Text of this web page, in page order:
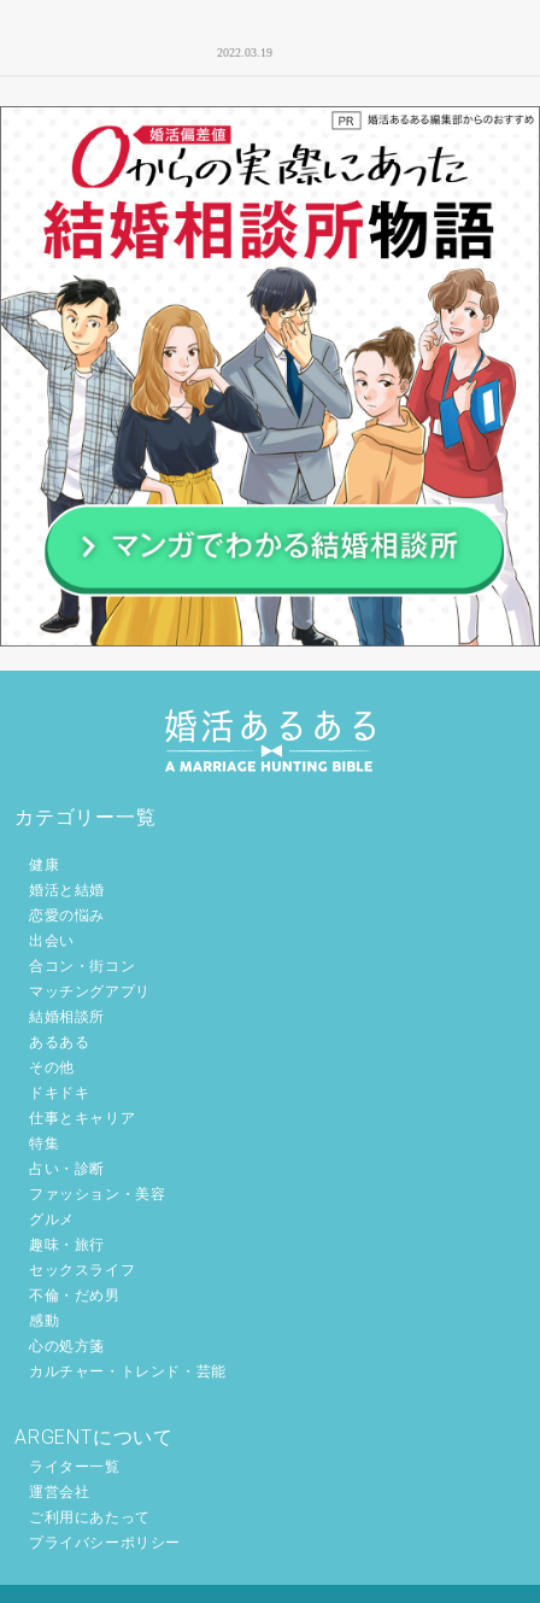
2022.03.19
カテゴリー一覧
健康
婚活と結婚
恋愛の悩み
出会い
合コン・街コン
マッチングアプリ
結婚相談所
あるある
その他
ドキドキ
仕事とキャリア
特集
占い・診断
ファッション・美容
グルメ
趣味・旅行
セックスライフ
不倫・だめ男
感動
心の処方箋
カルチャー・トレンド・芸能
ARGENTについて
ライター一覧
運営会社
ご利用にあたって
プライバシーポリシー